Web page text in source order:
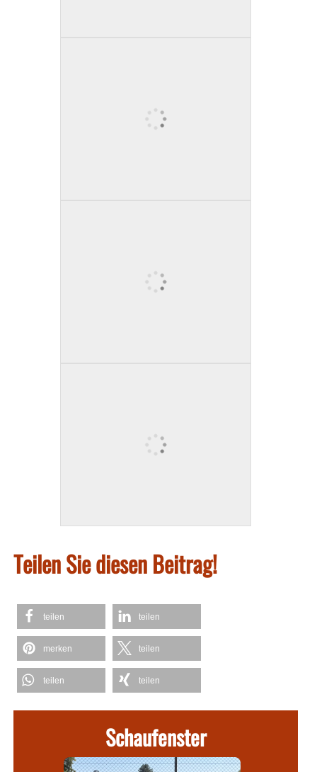
Teilen Sie diesen Beitrag!
teilen teilen
merken teilen
teilen teilen
Schaufenster